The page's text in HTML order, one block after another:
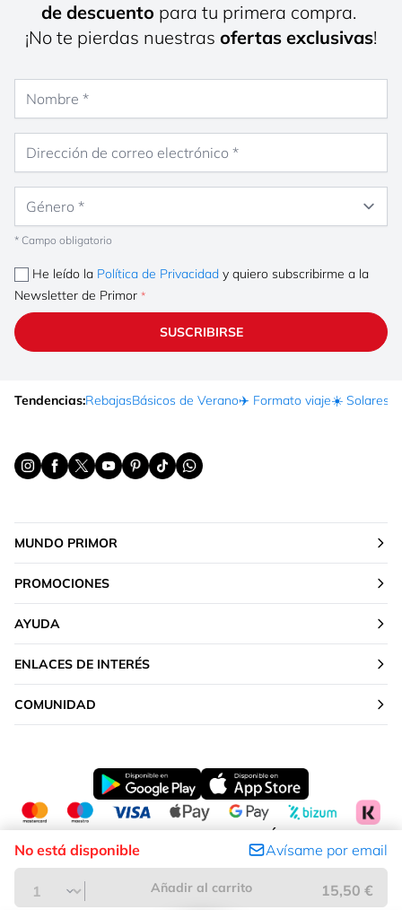
No está disponible Avísame por email
Añadir al carrito 15,50 €
de descuento para tu primera compra.
¡No te pierdas nuestras ofertas exclusivas!
* Campo obligatorio
He leído la Política de Privacidad y quiero subscribirme a la
Newsletter de Primor
SUSCRIBIRSE
Tendencias:RebajasBásicos de Verano✈️ Formato viaje☀️ Solares
MUNDO PRIMOR
PROMOCIONES
AYUDA
ENLACES DE INTERÉS
COMUNIDAD
CAMBIAR TU UBICACIÓN
Península y Baleares